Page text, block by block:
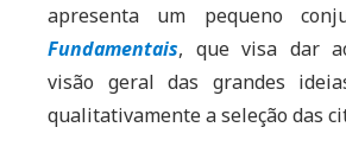
apresenta um pequeno
Fundamentais, que visa dar
visão geral das grandes
qualitativamente a seleção das